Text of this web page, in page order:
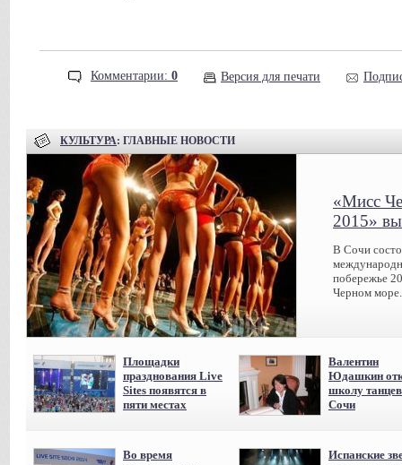
Комментарии: 0 Версия для печати
КУЛЬТУРА: ГЛАВНЫЕ НОВОСТИ
«Мисс
2015»
В Сочи
побережье
Черном
Площадки
празднования Live
Sites появятся в
пяти местах
Валентин
Юдашкин
школу
Сочи
Во время
Испанские